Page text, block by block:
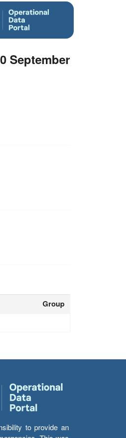
September
Group
to provide an